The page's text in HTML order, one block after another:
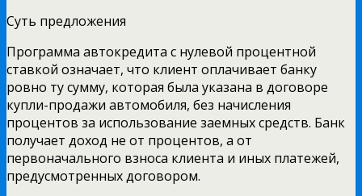
Суть предложения
Программа автокредита с нулевой процентной
ставкой означает, что клиент оплачивает банку
ровно ту сумму, которая была указана в договоре
купли-продажи автомобиля, без начисления
процентов за использование заемных средств. Банк
получает доход не от процентов, а от
первоначального взноса клиента и иных платежей,
предусмотренных договором.